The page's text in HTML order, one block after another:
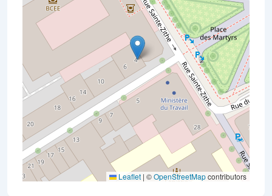
Leaflet | ©OpenStreetMapcontributors